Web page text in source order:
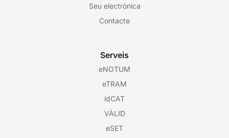
Seu electrònica
Contacte
Serveis
eNOTUM
eTRAM
idCAT
VÀLID
eSET